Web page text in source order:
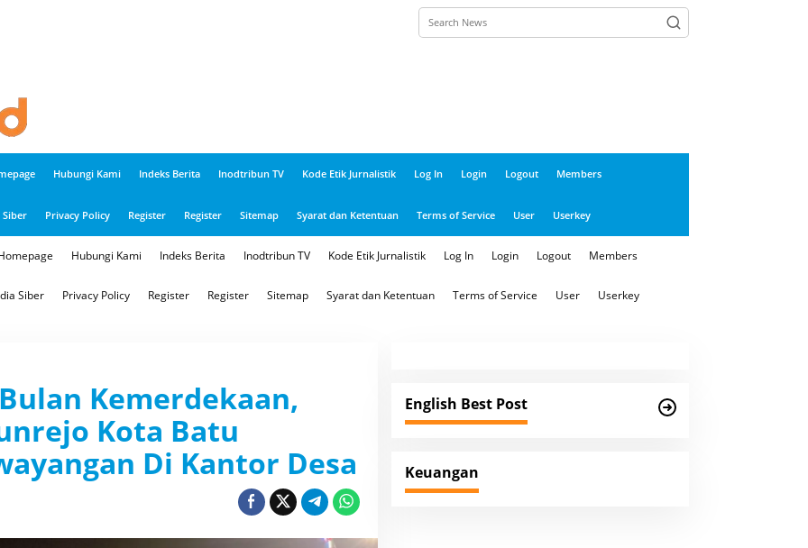
Hubungi Kami Indeks Berita Inodtribun TV Kode Etik Jurnalistik Log In Login Logout Members
Siber Privacy Policy Register Register Sitemap Syarat dan Ketentuan Terms of Service User Userkey
Hubungi Kami Indeks Berita Inodtribun TV Kode Etik Jurnalistik Log In Login Logout Members
Siber Privacy Policy Register Register Sitemap Syarat dan Ketentuan Terms of Service User Userkey
Kemerdekaan,
Kota Batu
Di Kantor Desa
English Best Post
Keuangan